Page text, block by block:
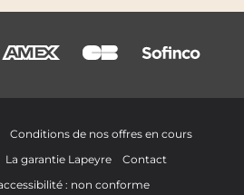
Conditions de nos offres en cours
La garantie Lapeyre
Contact
: non conforme